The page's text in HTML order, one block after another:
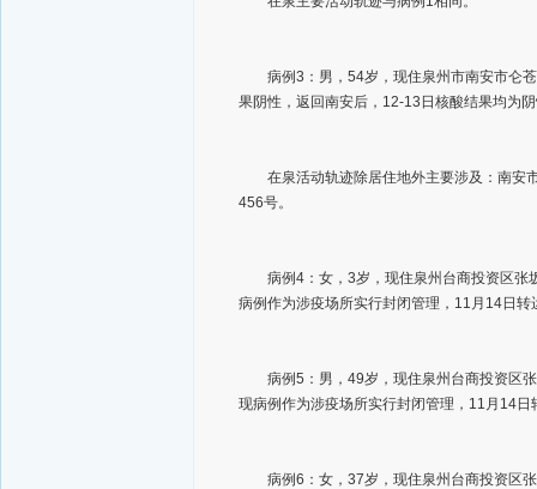
病例3：男，54岁，现住泉州市南安市仑苍
果阴性，返回南安后，12-13日核酸结果均为
在泉活动轨迹除居住地外主要涉及：南安
456号。
病例4：女，3岁，现住泉州台商投资区张
病例作为涉疫场所实行封闭管理，11月14日
病例5：男，49岁，现住泉州台商投资区张
现病例作为涉疫场所实行封闭管理，11月14
病例6：女，37岁，现住泉州台商投资区张